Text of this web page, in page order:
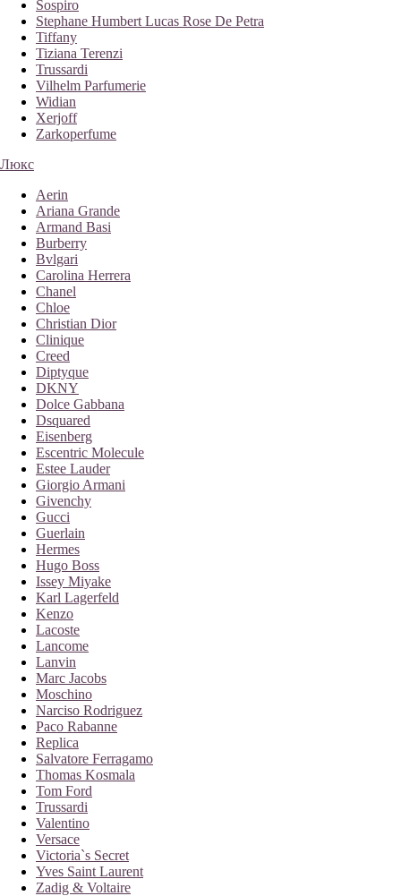
Sospiro
Stephane Humbert Lucas Rose De Petra
Tiffany
Tiziana Terenzi
Trussardi
Vilhelm Parfumerie
Widian
Xerjoff
Zarkoperfume
Люкс
Aerin
Ariana Grande
Armand Basi
Burberry
Bvlgari
Carolina Herrera
Chanel
Chloe
Christian Dior
Clinique
Creed
Diptyque
DKNY
Dolce Gabbana
Dsquared
Eisenberg
Escentric Molecule
Estee Lauder
Giorgio Armani
Givenchy
Gucci
Guerlain
Hermes
Hugo Boss
Issey Miyake
Karl Lagerfeld
Kenzo
Lacoste
Lancome
Lanvin
Marc Jacobs
Moschino
Narciso Rodriguez
Paco Rabanne
Replica
Salvatore Ferragamo
Thomas Kosmala
Tom Ford
Trussardi
Valentino
Versace
Victoria`s Secret
Yves Saint Laurent
Zadig & Voltaire